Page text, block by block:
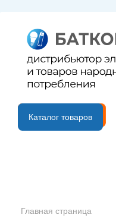
B2B портал
Каталог товаров
Главная страница